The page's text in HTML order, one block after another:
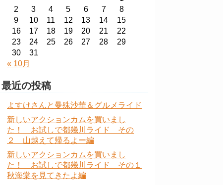
2
3 4 5 6 7
8
9
10 11 12 13 14
15
16
17 18 19 20 21
22
23
24 25 26 27 28
29
30
31
« 10月
最近の投稿
よすけさんと曼殊沙華＆グルメライド
新しいアクションカムを買いまし
た！ お試しで都幾川ライド その
２ 山越えて帰るよー編
新しいアクションカムを買いまし
た！ お試しで都幾川ライド その１
秋海棠を見てきたよ編